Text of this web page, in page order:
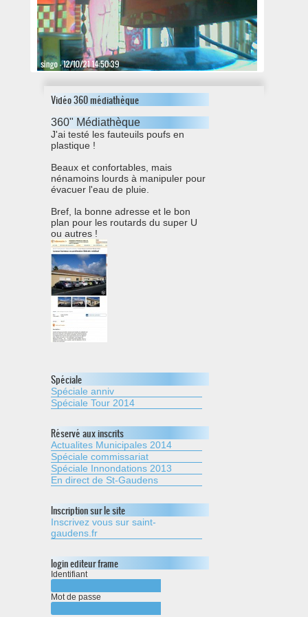
Vidéo 360 médiathèque
360" Médiathèque
J'ai testé les fauteuils poufs en
plastique !
Beaux et confortables, mais
nénamoins lourds à manipuler pour
évacuer l'eau de pluie.
Bref, la bonne adresse et le bon
plan pour les routards du super U
ou autres !
Spéciale
Spéciale anniv
Spéciale Tour 2014
Réservé aux inscrits
Actualites Municipales 2014
Spéciale commissariat
Spéciale Innondations 2013
En direct de St-Gaudens
Inscription sur le site
Inscrivez vous sur saint-
gaudens.fr
login editeur frame